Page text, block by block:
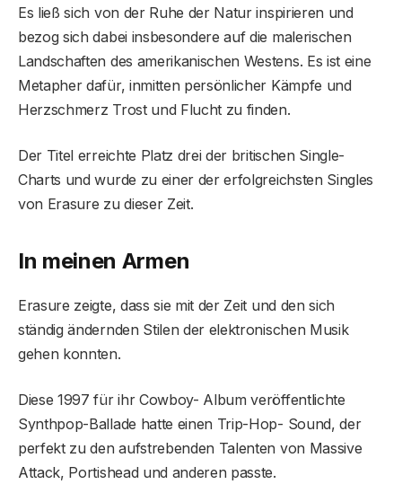
Es ließ sich von der Ruhe der Natur inspirieren und
bezog sich dabei insbesondere auf die malerischen
Landschaften des amerikanischen Westens. Es ist eine
Metapher dafür, inmitten persönlicher Kämpfe und
Herzschmerz Trost und Flucht zu finden.
Der Titel erreichte Platz drei der britischen Single-
Charts und wurde zu einer der erfolgreichsten Singles
von Erasure zu dieser Zeit.
In meinen Armen
Erasure zeigte, dass sie mit der Zeit und den sich
ständig ändernden Stilen der elektronischen Musik
gehen konnten.
Diese 1997 für ihr Cowboy- Album veröffentlichte
Synthpop-Ballade hatte einen Trip-Hop- Sound, der
perfekt zu den aufstrebenden Talenten von Massive
Attack, Portishead und anderen passte.